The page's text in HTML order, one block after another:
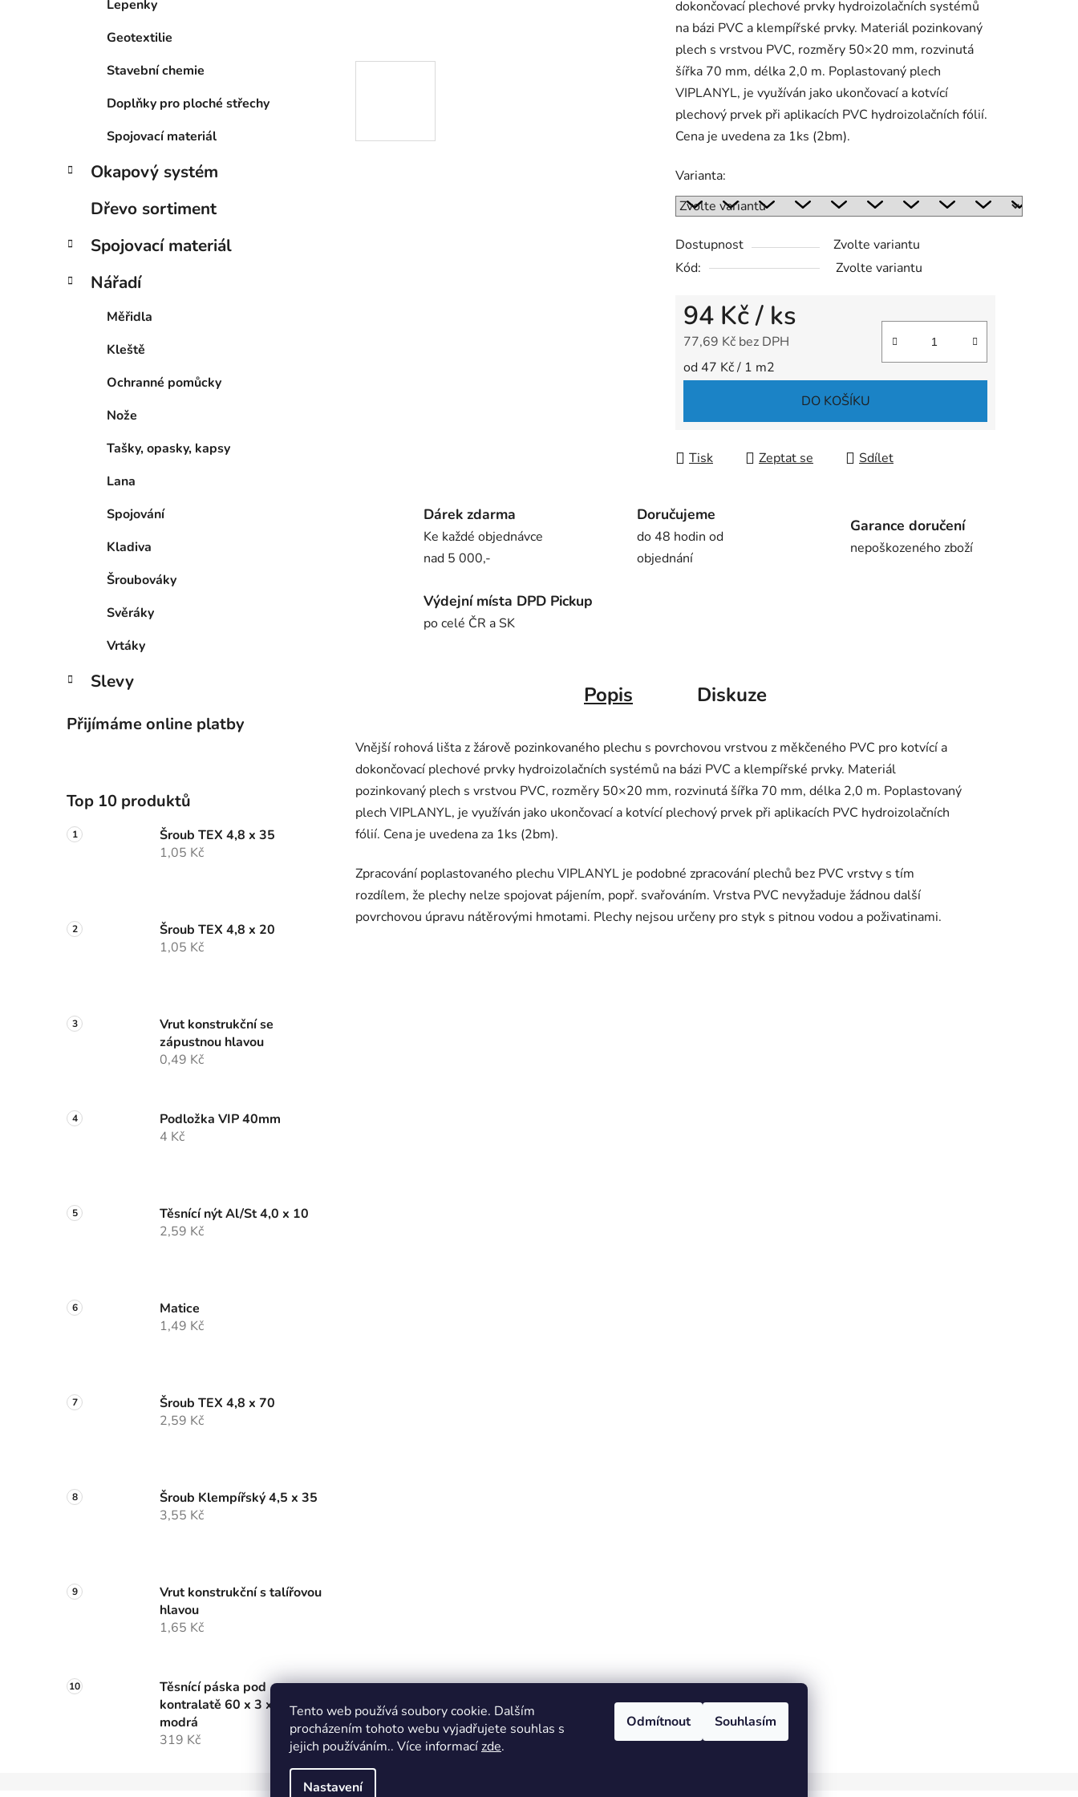
Tento web používá soubory cookie. Dalším
procházením tohoto webu vyjadřujete souhlas s
jejich používáním.. Více informacízde.
Nastavení
Odmítnout Souhlasím
Lepenky
Geotextilie
Stavební chemie
Doplňky pro ploché střechy
Spojovací materiál
Okapový systém
Dřevo sortiment
Spojovací materiál
Nářadí
Měřidla
Kleště
Ochranné pomůcky
Nože
Tašky, opasky, kapsy
Lana
Spojování
Kladiva
Šroubováky
Svěráky
Vrtáky
Slevy
Přijímáme online platby
Top 10 produktů
Šroub TEX 4,8 x 35
1,05 Kč
Šroub TEX 4,8 x 20
1,05 Kč
Vrut konstrukční se
zápustnou hlavou
0,49 Kč
Podložka VIP 40mm
4 Kč
Těsnící nýt Al/St 4,0 x 10
2,59 Kč
Matice
1,49 Kč
Šroub TEX 4,8 x 70
2,59 Kč
Šroub Klempířský 4,5 x 35
3,55 Kč
Vrut konstrukční s talířovou
hlavou
1,65 Kč
Těsnící páska pod
kontralatě 60 x 3 x 30m
modrá
319 Kč
z
5
hvězdiček.
dokončovací plechové prvky hydroizolačních systémů
na bázi PVC a klempířské prvky. Materiál pozinkovaný
plech s vrstvou PVC, rozměry 50×20 mm, rozvinutá
šířka 70 mm, délka 2,0 m. Poplastovaný plech
VIPLANYL, je využíván jako ukončovací a kotvící
plechový prvek při aplikacích PVC hydroizolačních fólií.
Cena je uvedena za 1ks (2bm).
Varianta:
Dostupnost
Zvolte variantu
Kód:
Zvolte variantu
94 Kč/ ks
77,69 Kč bez DPH
Měrná cena:
od 47 Kč / 1 m2
DO KOŠÍKU
Tisk Zeptat se Sdílet
Dárek zdarma
Ke každé objednávce
nad 5 000,-
Doručujeme
do 48 hodin od
objednání
Garance doručení
nepoškozeného zboží
Výdejní místa DPD Pickup
po celé ČR a SK
Popis Diskuze
Vnější rohová lišta z žárově pozinkovaného plechu s povrchovou vrstvou z měkčeného PVC pro kotvící a
dokončovací plechové prvky hydroizolačních systémů na bázi PVC a klempířské prvky. Materiál
pozinkovaný plech s vrstvou PVC, rozměry 50×20 mm, rozvinutá šířka 70 mm, délka 2,0 m. Poplastovaný
plech VIPLANYL, je využíván jako ukončovací a kotvící plechový prvek při aplikacích PVC hydroizolačních
fólií. Cena je uvedena za 1ks (2bm).
Zpracování poplastovaného plechu VIPLANYL je podobné zpracování plechů bez PVC vrstvy s tím
rozdílem, že plechy nelze spojovat pájením, popř. svařováním. Vrstva PVC nevyžaduje žádnou další
povrchovou úpravu nátěrovými hmotami. Plechy nejsou určeny pro styk s pitnou vodou a poživatinami.